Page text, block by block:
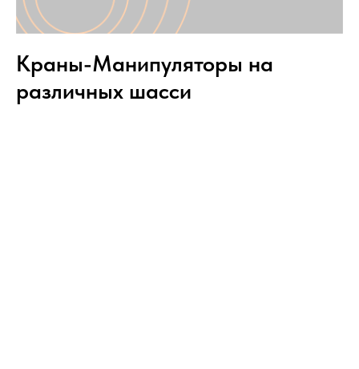
Краны-Манипуляторы на
различных шасси